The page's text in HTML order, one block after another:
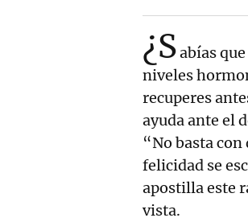
¿Sabías
niveles
recuperes
ayuda ante el
“No basta
felicidad se
apostilla este
vista.